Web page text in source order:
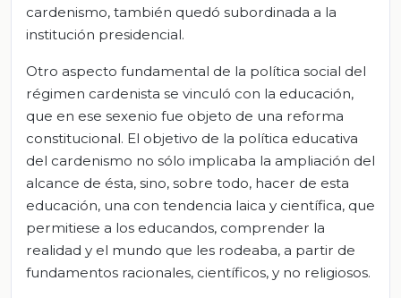
cardenismo, también quedó subordinada a la
institución presidencial.
Otro aspecto fundamental de la política social del
régimen cardenista se vinculó con la educación,
que en ese sexenio fue objeto de una reforma
constitucional. El objetivo de la política educativa
del cardenismo no sólo implicaba la ampliación del
alcance de ésta, sino, sobre todo, hacer de esta
educación, una con tendencia laica y científica, que
permitiese a los educandos, comprender la
realidad y el mundo que les rodeaba, a partir de
fundamentos racionales, científicos, y no religiosos.